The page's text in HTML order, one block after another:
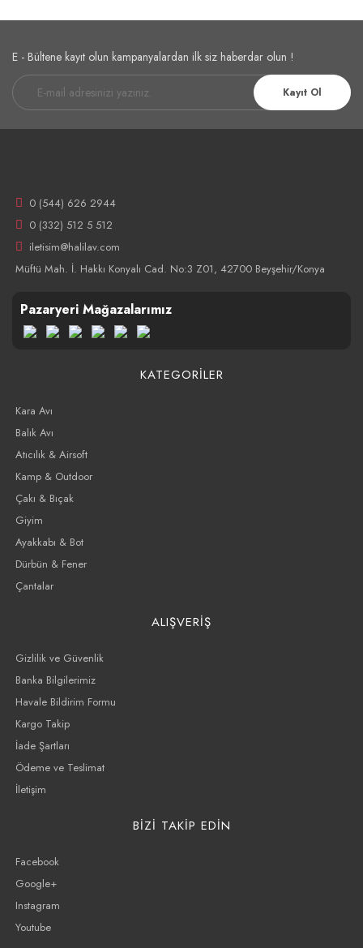
E - Bültene kayıt olun kampanyalardan ilk siz haberdar olun !
Kayıt Ol
0 (544) 626 2944
0 (332) 512 5 512
iletisim@halilav.com
Müftü Mah. İ. Hakkı Konyalı Cad. No:3 Z01, 42700 Beyşehir/Konya
Pazaryeri Mağazalarımız
KATEGORİLER
Kara Avı
Balık Avı
Atıcılık & Airsoft
Kamp & Outdoor
Çakı & Bıçak
Giyim
Ayakkabı & Bot
Dürbün & Fener
Çantalar
ALIŞVERİŞ
Gizlilik ve Güvenlik
Banka Bilgilerimiz
Havale Bildirim Formu
Kargo Takip
İade Şartları
Ödeme ve Teslimat
İletişim
BİZİ TAKİP EDİN
Facebook
Google+
Instagram
Youtube